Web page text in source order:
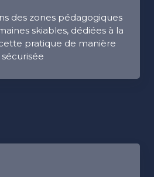
des zones pédagogiques
skiables, dédiées à la
pratique de manière
sécurisée